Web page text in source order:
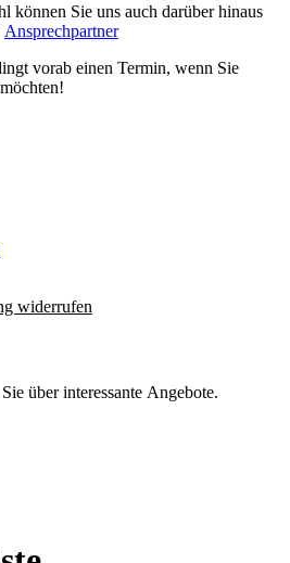
können Sie uns auch darüber hinaus
Ansprechpartner
vorab einen Termin, wenn Sie
widerrufen
über interessante Angebote.